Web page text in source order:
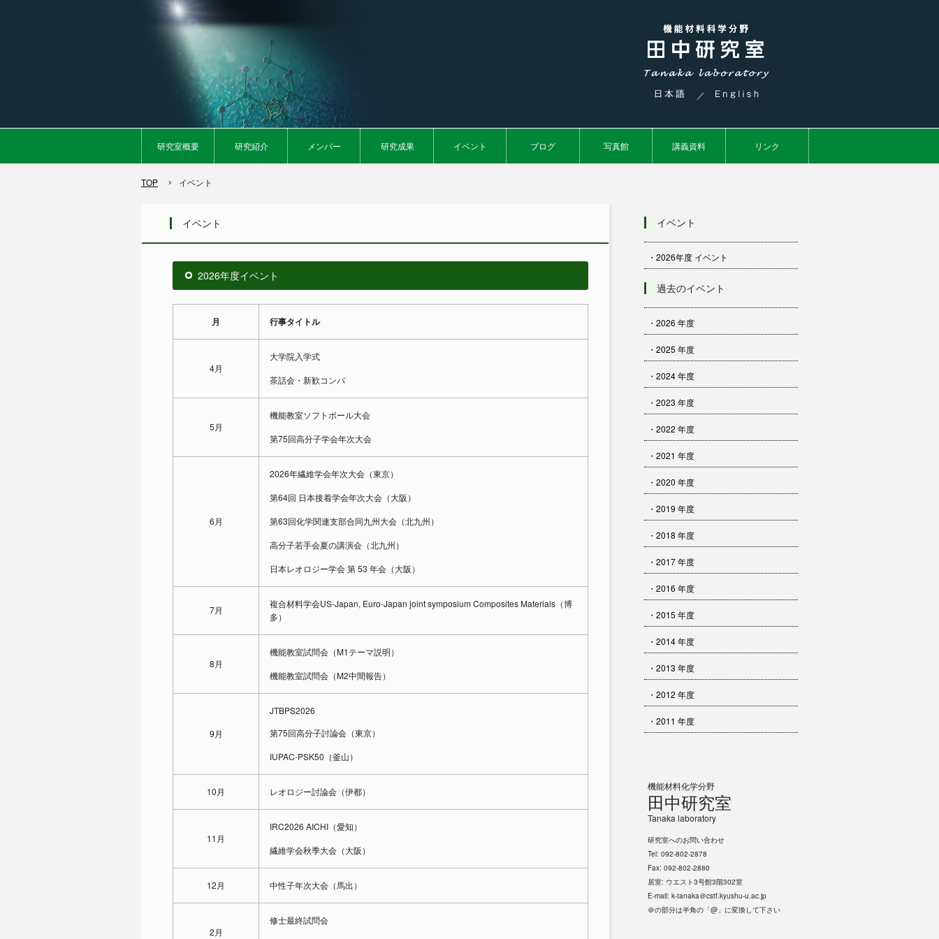
／
研究室概要 研究紹介 メンバー 研究成果 イベント ブログ 写真館 講義資料 リンク
TOP イベント
イベント
2026年度イベント
月 行事タイトル
4月
大学院入学式
茶話会・新歓コンパ
5月
機能教室ソフトボール大会
第75回高分子学会年次大会
6月
2026年繊維学会年次大会（東京）
第64回 日本接着学会年次大会（大阪）
第63回化学関連支部合同九州大会（北九州）
高分子若手会夏の講演会（北九州）
日本レオロジー学会 第 53 年会（大阪）
7月
複合材料学会US-Japan, Euro-Japan joint symposium Composites Materials（博
多）
8月
機能教室試問会（M1テーマ説明）
機能教室試問会（M2中間報告）
9月
JTBPS2026
第75回高分子討論会（東京）
IUPAC-PSK50（釜山）
10月 レオロジー討論会（伊都）
11月
IRC2026 AICHI（愛知）
繊維学会秋季大会（大阪）
12月 中性子年次大会（馬出）
2月
修士最終試問会
イベント
・2026年度 イベント
過去のイベント
・2026 年度
・2025 年度
・2024 年度
・2023 年度
・2022 年度
・2021 年度
・2020 年度
・2019 年度
・2018 年度
・2017 年度
・2016 年度
・2015 年度
・2014 年度
・2013 年度
・2012 年度
・2011 年度
機能材料化学分野
田中研究室
Tanaka laboratory
研究室へのお問い合わせ
Tel: 092-802-2878
Fax: 092-802-2880
居室: ウエスト3号館3階302室
E-mail: k-tanaka＠cstf.kyushu-u.ac.jp
＠の部分は半角の「@」に変換して下さい